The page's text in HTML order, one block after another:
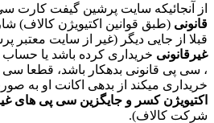
از آنجائیکه سایت پرشین گیفت کارت
قانونی (طبق قوانین اکتیویژن کالاف)
قبلا از جایی دیگر (غیر از سایت معتبر
غیرقانونی خریداری کرده باشد یا حساب
، سی پی قانونی بدهکار باشد، قطعا
خریداری میکند از بدهی اکانت او به
اکتیویژن کسر و جایگزین سی پی های
شرکت کالاف).